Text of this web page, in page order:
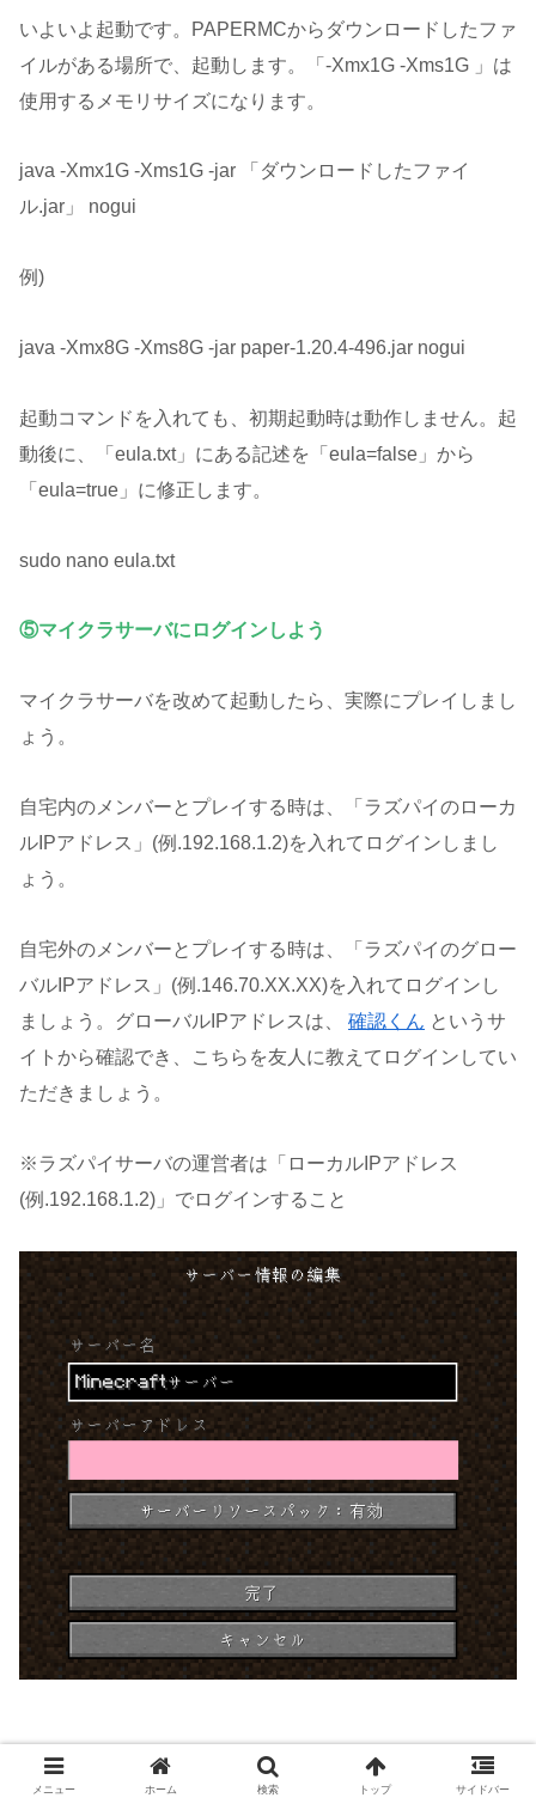
いよいよ起動です。PAPERMCからダウンロードしたファ
イルがある場所で、起動します。「-Xmx1G -Xms1G 」は
使用するメモリサイズになります。
java -Xmx1G -Xms1G -jar 「ダウンロードしたファイ
ル.jar」 nogui
例)
java -Xmx8G -Xms8G -jar paper-1.20.4-496.jar nogui
起動コマンドを入れても、初期起動時は動作しません。起
動後に、「eula.txt」にある記述を「eula=false」から
「eula=true」に修正します。
sudo nano eula.txt
⑤マイクラサーバにログインしよう
マイクラサーバを改めて起動したら、実際にプレイしまし
ょう。
自宅内のメンバーとプレイする時は、「ラズパイのローカ
ルIPアドレス」(例.192.168.1.2)を入れてログインしまし
ょう。
自宅外のメンバーとプレイする時は、「ラズパイのグロー
バルIPアドレス」(例.146.70.XX.XX)を入れてログインし
ましょう。グローバルIPアドレスは、 確認くん というサ
イトから確認でき、こちらを友人に教えてログインしてい
ただきましょう。
※ラズパイサーバの運営者は「ローカルIPアドレス
(例.192.168.1.2)」でログインすること
メニュー ホーム 検索 トップ サイドバー